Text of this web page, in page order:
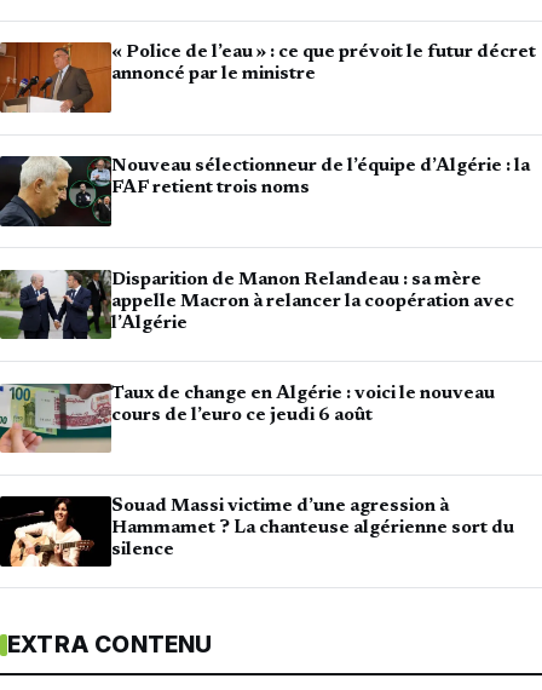
« Police de l’eau » : ce que prévoit le futur décret
annoncé par le ministre
Nouveau sélectionneur de l’équipe d’Algérie : la
FAF retient trois noms
Disparition de Manon Relandeau : sa mère
appelle Macron à relancer la coopération avec
l’Algérie
Taux de change en Algérie : voici le nouveau
cours de l’euro ce jeudi 6 août
Souad Massi victime d’une agression à
Hammamet ? La chanteuse algérienne sort du
silence
EXTRA CONTENU